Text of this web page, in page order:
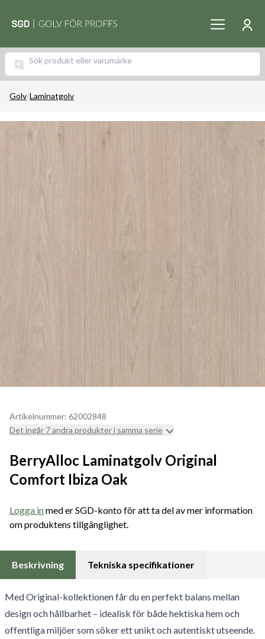
Golv/Laminatgolv
Artikelnummer: 62002848
Det ingår 7 andra produkter i samma serie
BerryAlloc Laminatgolv Original
Comfort Ibiza Oak
Logga inmed er SGD-konto för att ta del av mer information
om produktens tillgänglighet.
Beskrivning Tekniska specifikationer
Med Original-kollektionen får du en perfekt balans mellan
design och hållbarhet – idealisk för både hektiska hem och
offentliga miljöer som söker ett unikt och autentiskt utseende.